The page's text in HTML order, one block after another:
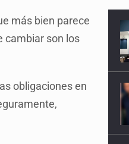
más bien parece
cambiar son los
obligaciones en